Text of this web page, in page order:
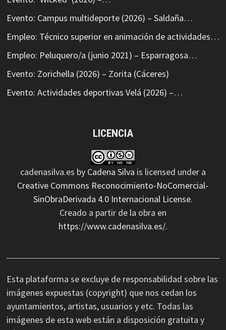
Evento: Campus multideporte (2026) – Saldaña…
Empleo: Técnico superior en animación de actividades…
Empleo: Peluquero/a (junio 2021) – Esparragosa…
Evento: Zorichella (2026) – Zorita (Cáceres)
Evento: Actividades deportivas Velá (2026) –…
LICENCIA
cadenasilva.es by Cadena Silva is licensed under a
Creative Commons Reconocimiento-NoComercial-
SinObraDerivada 4.0 Internacional License.
Creado a partir de la obra en
https://www.cadenasilva.es/.
Esta plataforma se excluye de responsabilidad sobre las
imágenes expuestas (copyright) que nos cedan los
ayuntamientos, artistas, usuarios y etc. Todas las
imágenes de esta web están a disposición gratuita y